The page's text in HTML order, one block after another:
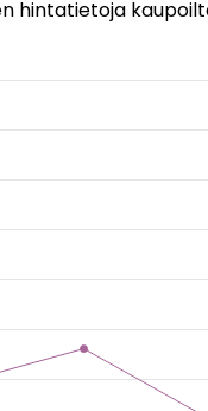
hintatietoja